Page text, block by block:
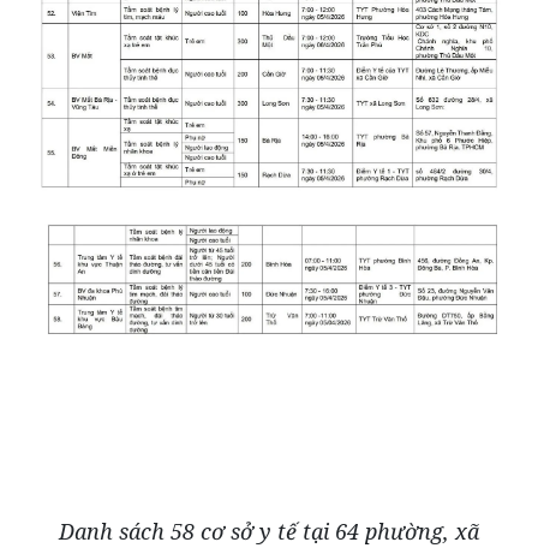
Danh sách 58 cơ sở y tế tại 64 phường, xã